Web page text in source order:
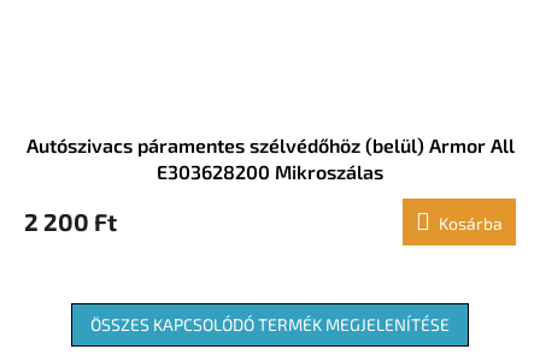
Autószivacs páramentes szélvédőhöz (belül) Armor All
E303628200 Mikroszálas
2 200 Ft Kosárba
ÖSSZES KAPCSOLÓDÓ TERMÉK MEGJELENÍTÉSE